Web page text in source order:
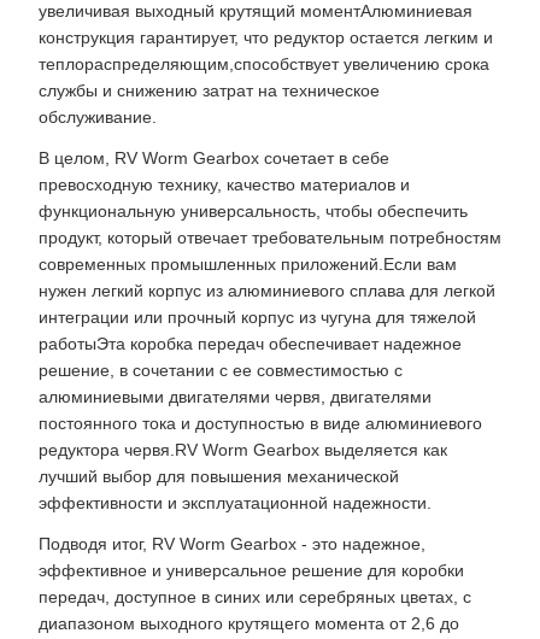
увеличивая выходный крутящий моментАлюминиевая
конструкция гарантирует, что редуктор остается легким и
теплораспределяющим,способствует увеличению срока
службы и снижению затрат на техническое
обслуживание.
В целом, RV Worm Gearbox сочетает в себе
превосходную технику, качество материалов и
функциональную универсальность, чтобы обеспечить
продукт, который отвечает требовательным потребностям
современных промышленных приложений.Если вам
нужен легкий корпус из алюминиевого сплава для легкой
интеграции или прочный корпус из чугуна для тяжелой
работыЭта коробка передач обеспечивает надежное
решение, в сочетании с ее совместимостью с
алюминиевыми двигателями червя, двигателями
постоянного тока и доступностью в виде алюминиевого
редуктора червя.RV Worm Gearbox выделяется как
лучший выбор для повышения механической
эффективности и эксплуатационной надежности.
Подводя итог, RV Worm Gearbox - это надежное,
эффективное и универсальное решение для коробки
передач, доступное в синих или серебряных цветах, с
диапазоном выходного крутящего момента от 2,6 до